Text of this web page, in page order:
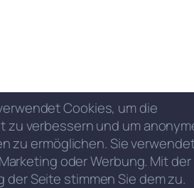
Cookies, um die
zu verbessern und um
zu ermöglichen. Sie
oder Werbung. Mit der
Seite stimmen Sie dem zu.